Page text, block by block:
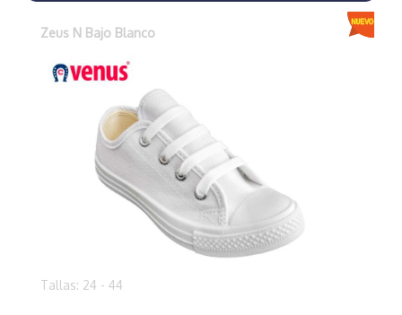
Zeus N Bajo Blanco
Tallas: 24 - 44